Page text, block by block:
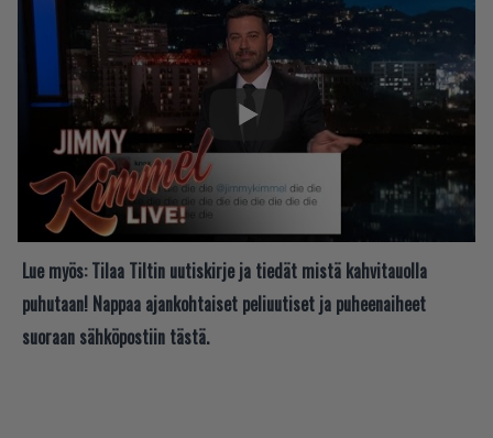
Lue myös: Tilaa Tiltin uutiskirje ja tiedät mistä kahvitauolla
puhutaan! Nappaa ajankohtaiset peliuutiset ja puheenaiheet
suoraan sähköpostiin tästä.